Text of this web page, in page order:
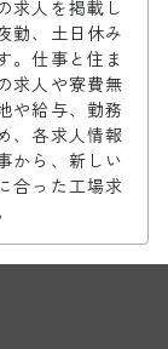
求人を掲載し
勤、土日休み
。仕事と住ま
求人や寮費無
や給与、勤務
、各求人情報
から、新しい
合った工場求